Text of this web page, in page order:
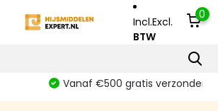
Incl.Excl.
BTW
0
Vanaf €500 gratis verzonden